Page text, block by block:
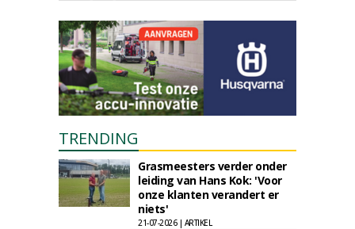
TRENDING
Grasmeesters verder onder
leiding van Hans Kok: 'Voor
onze klanten verandert er
niets'
21-07-2026 | ARTIKEL